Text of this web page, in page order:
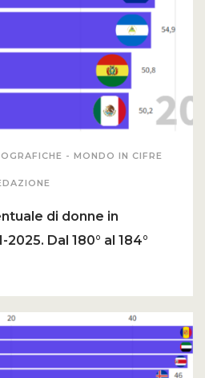
- MONDO IN CIFRE
di donne in
Dal 180° al 184°